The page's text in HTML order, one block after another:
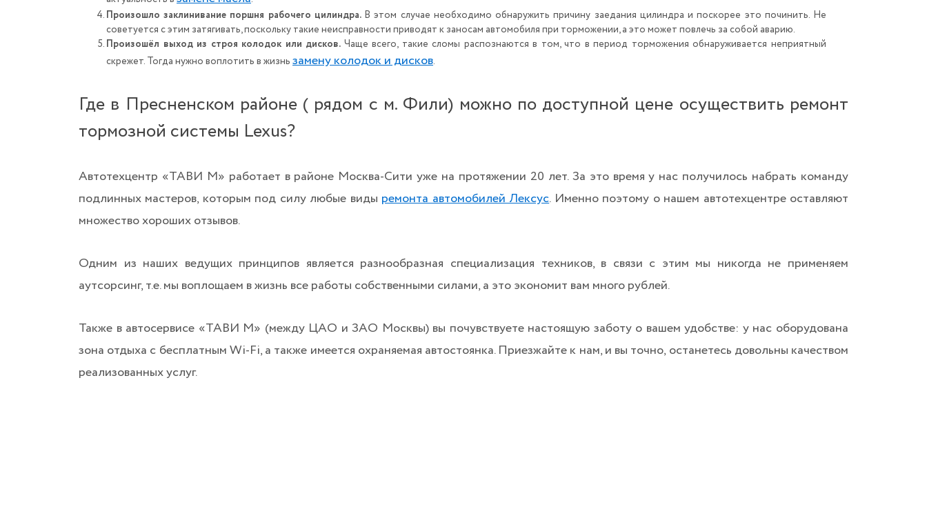
Произошло заклинивание поршня рабочего цилиндра. В этом случае необходимо обнаружить причину заедания цилиндра и поскорее это починить. Не
советуется с этим затягивать, поскольку такие неисправности приводят к заносам автомобиля при торможении, а это может повлечь за собой аварию.
Произошёл выход из строя колодок или дисков. Чаще всего, такие сломы распознаются в том, что в период торможения обнаруживается неприятный
скрежет. Тогда нужно воплотить в жизнь замену колодок и дисков.
Где в Пресненском районе ( рядом с м. Фили) можно по доступной цене осуществить ремонт
тормозной системы Lexus?
Автотехцентр «ТАВИ М» работает в районе Москва-Сити уже на протяжении 20 лет. За это время у нас получилось набрать команду
подлинных мастеров, которым под силу любые виды ремонта автомобилей Лексус. Именно поэтому о нашем автотехцентре оставляют
множество хороших отзывов.
Одним из наших ведущих принципов является разнообразная специализация техников, в связи с этим мы никогда не применяем
аутсорсинг, т.е. мы воплощаем в жизнь все работы собственными силами, а это экономит вам много рублей.
Также в автосервисе «ТАВИ М» (между ЦАО и ЗАО Москвы) вы почувствуете настоящую заботу о вашем удобстве: у нас оборудована
зона отдыха с бесплатным Wi-Fi, а также имеется охраняемая автостоянка. Приезжайте к нам, и вы точно, останетесь довольны качеством
реализованных услуг.